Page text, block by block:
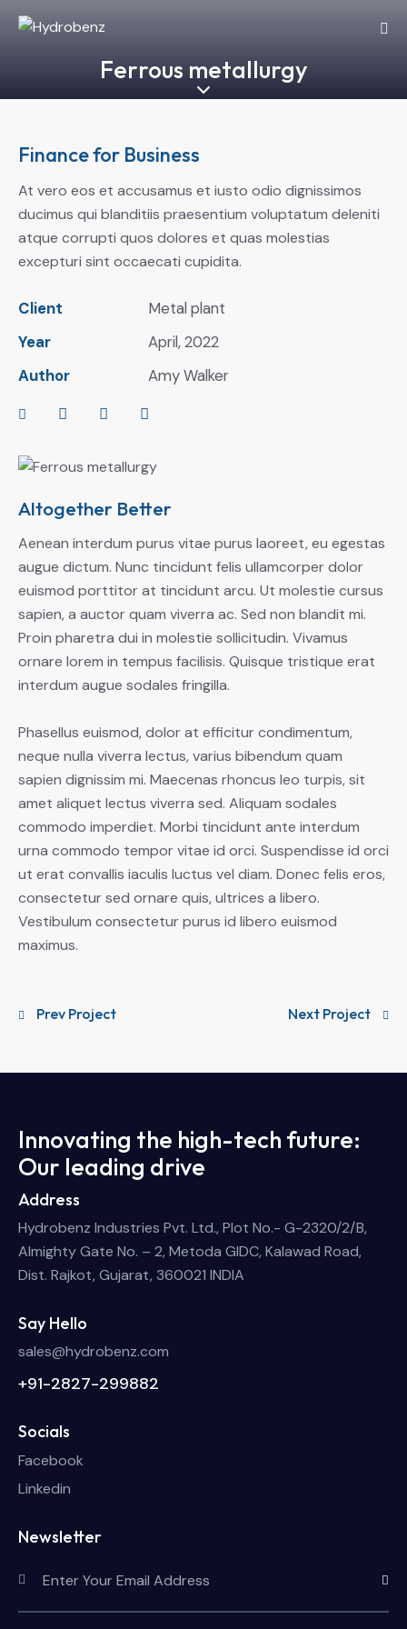
Ferrous metallurgy
Altogether Better
Aenean interdum purus vitae purus laoreet, eu egestas
augue dictum. Nunc tincidunt felis ullamcorper dolor
euismod porttitor at tincidunt arcu. Ut molestie cursus
sapien, a auctor quam viverra ac. Sed non blandit mi.
Proin pharetra dui in molestie sollicitudin. Vivamus
ornare lorem in tempus facilisis. Quisque tristique erat
interdum augue sodales fringilla.
Phasellus euismod, dolor at efficitur condimentum,
neque nulla viverra lectus, varius bibendum quam
sapien dignissim mi. Maecenas rhoncus leo turpis, sit
amet aliquet lectus viverra sed. Aliquam sodales
commodo imperdiet. Morbi tincidunt ante interdum
urna commodo tempor vitae id orci. Suspendisse id orci
ut erat convallis iaculis luctus vel diam. Donec felis eros,
consectetur sed ornare quis, ultrices a libero.
Vestibulum consectetur purus id libero euismod
maximus.
Finance for Business
At vero eos et accusamus et iusto odio dignissimos
ducimus qui blanditiis praesentium voluptatum deleniti
atque corrupti quos dolores et quas molestias
excepturi sint occaecati cupidita.
Client
Metal plant
Year
April, 2022
Author
Amy Walker
Prev Project Next Project
Innovating the high-tech future:
Our leading drive
Address
Hydrobenz Industries Pvt. Ltd., Plot No.- G-2320/2/B,
Almighty Gate No. – 2, Metoda GIDC, Kalawad Road,
Dist. Rajkot, Gujarat, 360021 INDIA
Say Hello
sales@hydrobenz.com
+91-2827-299882
Socials
Facebook
Linkedin
Newsletter